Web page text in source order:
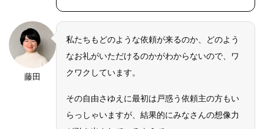
藤田
私たちもどのような依頼が来るのか、どのよう
なお礼がいただけるのかがわからないので、ワ
クワクしています。
その自由さゆえに最初は戸惑う依頼主の方もい
らっしゃいますが、結果的にみなさんの想像力